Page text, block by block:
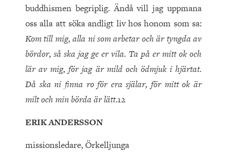
buddhismen begriplig. Ändå vill jag uppmana
oss alla att söka andligt liv hos honom som sa:
Kom till mig, alla ni som arbetar och är tyngda av
bördor, så ska jag ge er vila. Ta på er mitt ok och
lär av mig, för jag är mild och ödmjuk i hjärtat.
Då ska ni finna ro för era själar, för mitt ok är
milt och min börda är lätt.12
ERIK ANDERSSON
missionsledare, Örkelljunga